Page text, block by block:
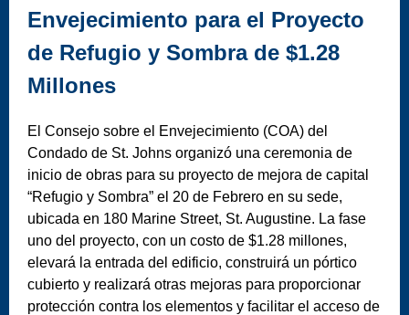
Envejecimiento para el Proyecto
de Refugio y Sombra de $1.28
Millones
El Consejo sobre el Envejecimiento (COA) del
Condado de St. Johns organizó una ceremonia de
inicio de obras para su proyecto de mejora de capital
“Refugio y Sombra” el 20 de Febrero en su sede,
ubicada en 180 Marine Street, St. Augustine. La fase
uno del proyecto, con un costo de $1.28 millones,
elevará la entrada del edificio, construirá un pórtico
cubierto y realizará otras mejoras para proporcionar
protección contra los elementos y facilitar el acceso de